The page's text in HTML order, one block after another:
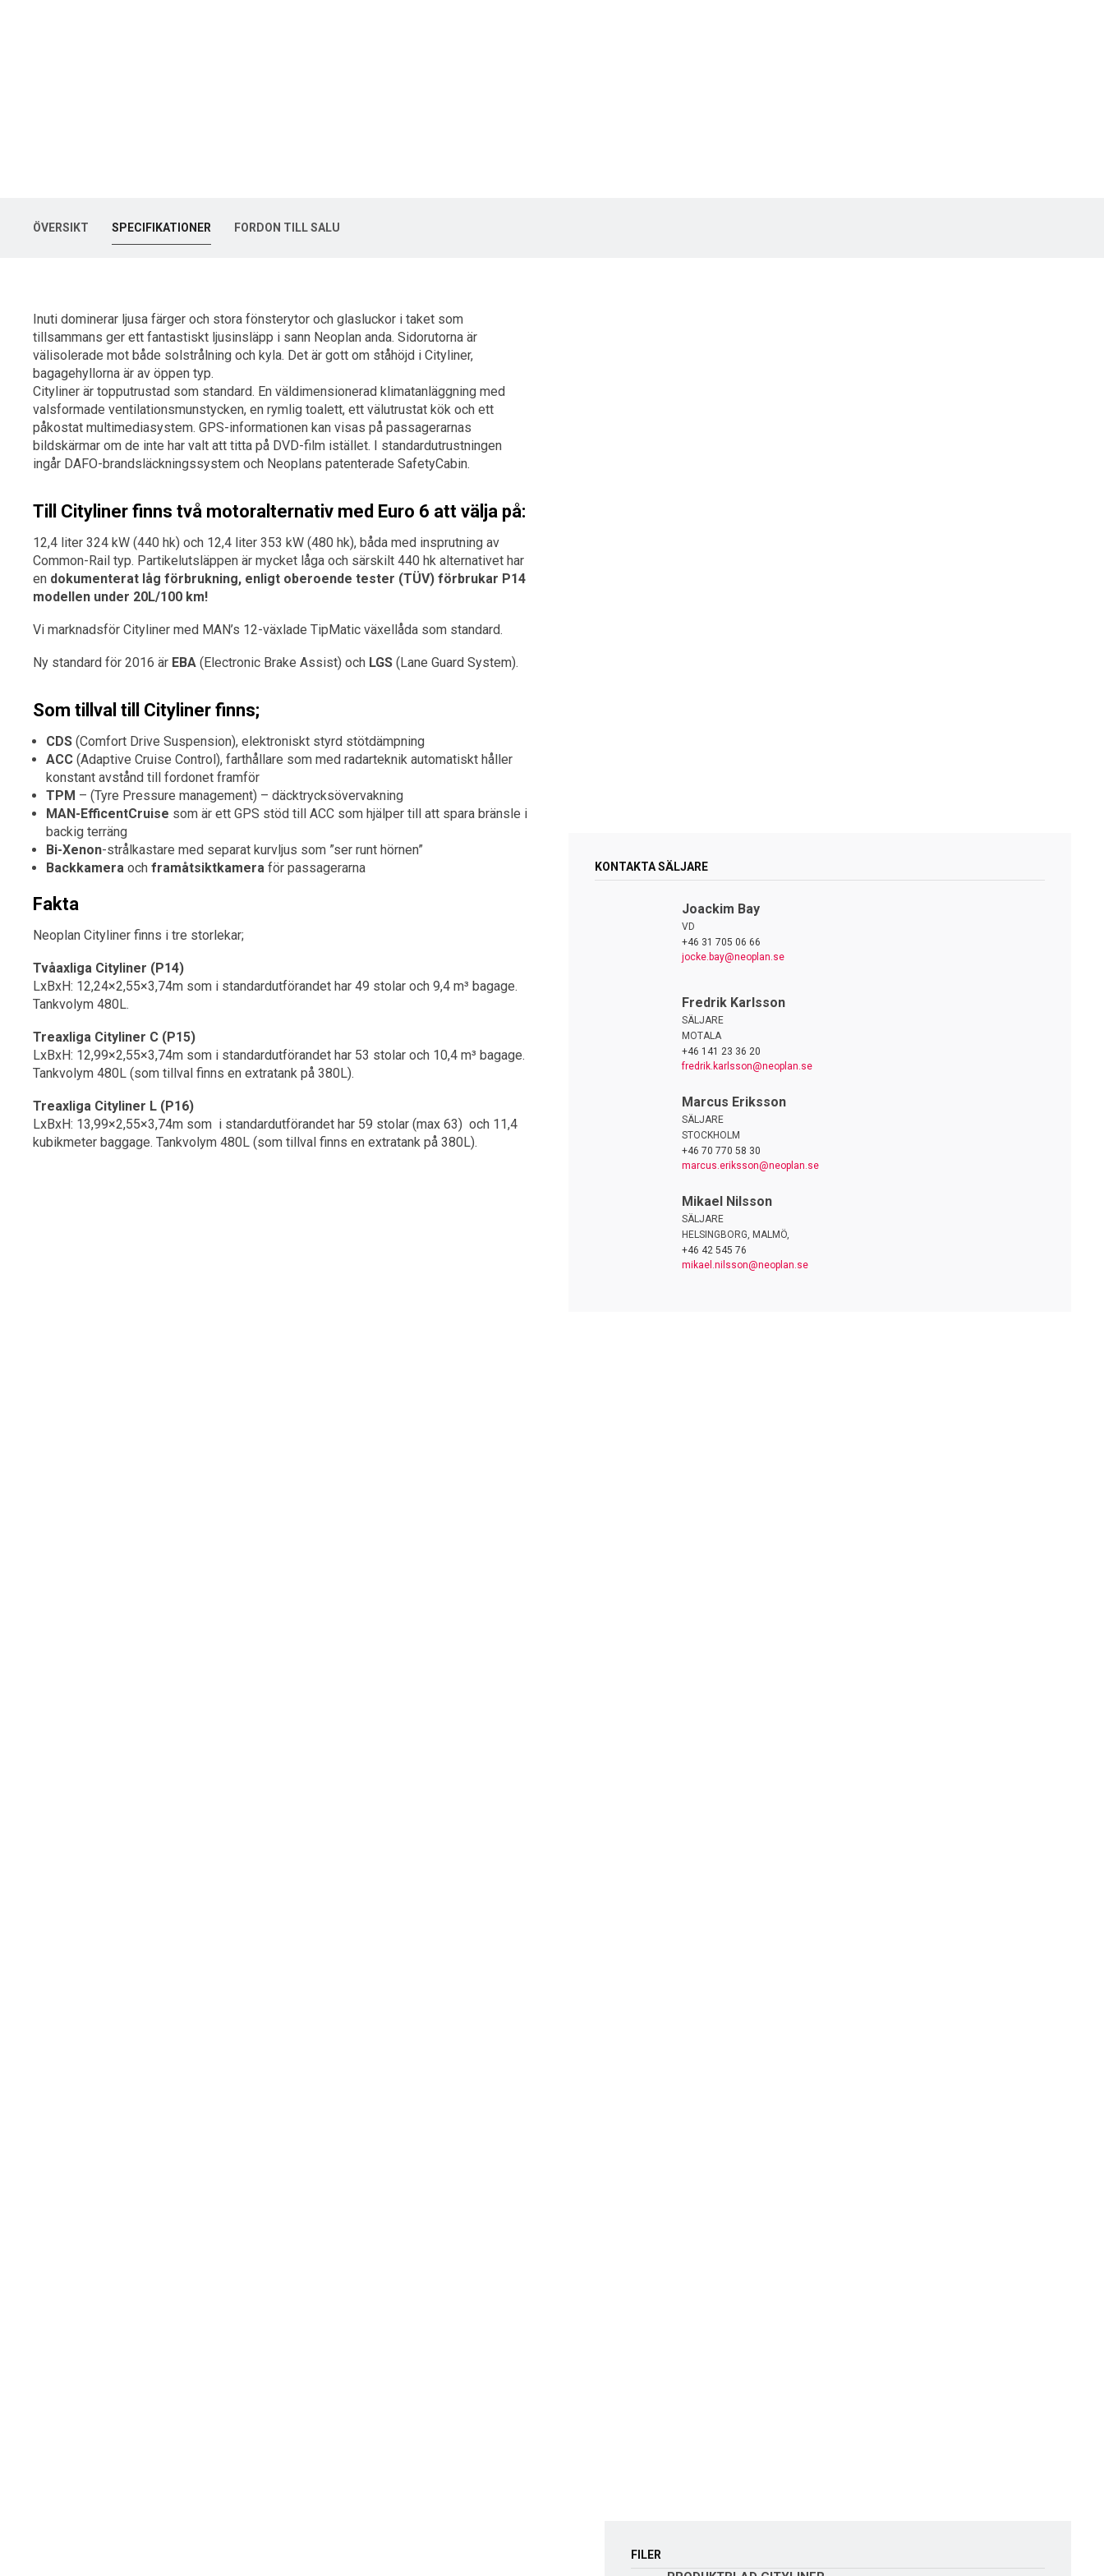
ÖVERSIKT SPECIFIKATIONER FORDON TILL SALU
Inuti dominerar ljusa färger och stora fönsterytor och glasluckor i taket som
tillsammans ger ett fantastiskt ljusinsläpp i sann Neoplan anda. Sidorutorna är
välisolerade mot både solstrålning och kyla. Det är gott om ståhöjd i Cityliner,
bagagehyllorna är av öppen typ.
Cityliner är topputrustad som standard. En väldimensionerad klimatanläggning med
valsformade ventilationsmunstycken, en rymlig toalett, ett välutrustat kök och ett
påkostat multimediasystem. GPS-informationen kan visas på passagerarnas
bildskärmar om de inte har valt att titta på DVD-film istället. I standardutrustningen
ingår DAFO-brandsläckningssystem och Neoplans patenterade SafetyCabin.
Till Cityliner finns två motoralternativ med Euro 6 att välja på:
12,4 liter 324 kW (440 hk) och 12,4 liter 353 kW (480 hk), båda med insprutning av
Common-Rail typ. Partikelutsläppen är mycket låga och särskilt 440 hk alternativet har
en dokumenterat låg förbrukning, enligt oberoende tester (TÜV) förbrukar P14
modellen under 20L/100 km!
Vi marknadsför Cityliner med MAN’s 12-växlade TipMatic växellåda som standard.
Ny standard för 2016 är EBA (Electronic Brake Assist) och LGS (Lane Guard System).
Som tillval till Cityliner finns;
CDS (Comfort Drive Suspension), elektroniskt styrd stötdämpning
ACC (Adaptive Cruise Control), farthållare som med radarteknik automatiskt håller
konstant avstånd till fordonet framför
TPM – (Tyre Pressure management) – däcktrycksövervakning
MAN-EfficentCruise som är ett GPS stöd till ACC som hjälper till att spara bränsle i
backig terräng
Bi-Xenon-strålkastare med separat kurvljus som ”ser runt hörnen”
Backkamera och framåtsiktkamera för passagerarna
Fakta
Neoplan Cityliner finns i tre storlekar;
Tvåaxliga Cityliner (P14)
LxBxH: 12,24×2,55×3,74m som i standardutförandet har 49 stolar och 9,4 m³ bagage.
Tankvolym 480L.
Treaxliga Cityliner C (P15)
LxBxH: 12,99×2,55×3,74m som i standardutförandet har 53 stolar och 10,4 m³ bagage.
Tankvolym 480L (som tillval finns en extratank på 380L).
Treaxliga Cityliner L (P16)
LxBxH: 13,99×2,55×3,74m som i standardutförandet har 59 stolar (max 63) och 11,4
kubikmeter baggage. Tankvolym 480L (som tillval finns en extratank på 380L).
KONTAKTA SÄLJARE
Joackim Bay
VD
+46 31 705 06 66
jocke.bay@neoplan.se
Fredrik Karlsson
SÄLJARE
MOTALA
+46 141 23 36 20
fredrik.karlsson@neoplan.se
Marcus Eriksson
SÄLJARE
STOCKHOLM
+46 70 770 58 30
marcus.eriksson@neoplan.se
Mikael Nilsson
SÄLJARE
HELSINGBORG, MALMÖ,
+46 42 545 76
mikael.nilsson@neoplan.se
FILER